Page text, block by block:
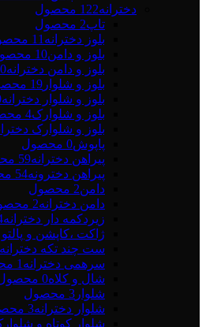
دخترانه122 محصول
تاپ2 محصول
بلوز دخترانه 11 محصول
بلوز و دامن10 محصول
بلوز و دامن دخترانه10
بلوز و شلوار 19 محصول
بلوز و شلوار دخترانه
بلوز و شلوارک4 محصول
بلوز و شلوارک
پاپوش0 محصول
پیراهن دخترانه59 محصول
پیراهن دخترونه54 محصول
دامن2 محصول
دامن دخترانه2 محصول
زیردکمه دار دخترانه4
ژاکت ،کاپشن و پالتو
ست چند تکه دخترانه
سرهمی دخترانه 1 محصول
شال و کلاه0 محصول
شلوار 3 محصول
شلوار دخترانه3 محصول
شلوار کوتاه و